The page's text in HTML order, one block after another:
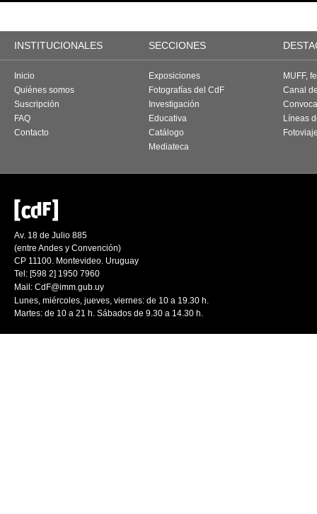
INSTITUCIONALES SECCIONES
Inicio
Quiénes somos
Suscripción
FAQ
Contacto
Exposiciones
Fotografías del CdF
Investigación
Educativa
Catálogo
Mediateca
MUFF,
Canal
Líneas
Av. 18 de Julio 885
(entre Andes y Convención)
CP 11100. Montevideo. Uruguay
Tel: [598 2] 1950 7960
Mail: CdF@imm.gub.uy
Lunes, miércoles, jueves, viernes: de 10 a 19.30 h.
Martes: de 10 a 21 h. Sábados de 9.30 a 14.30 h.